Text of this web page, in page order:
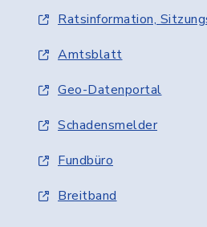
Ratsinformation,
Amtsblatt
Geo-Datenportal
Schadensmelder
Fundbüro
Breitband